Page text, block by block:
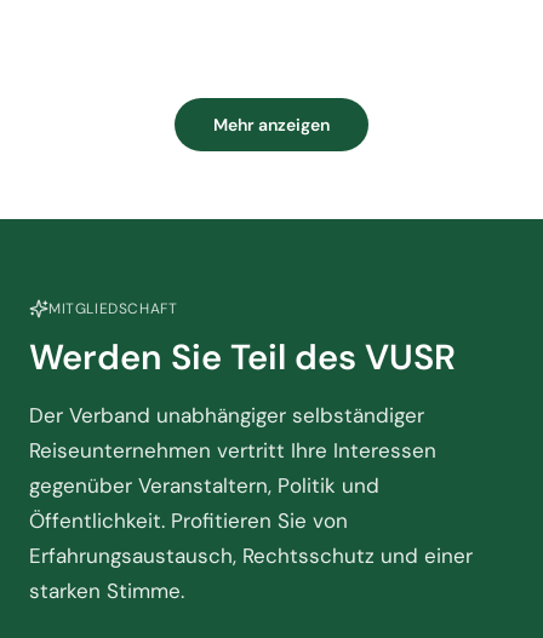
Mehr anzeigen
MITGLIEDSCHAFT
Werden Sie Teil des VUSR
Der Verband unabhängiger selbständiger
Reiseunternehmen vertritt Ihre Interessen
gegenüber Veranstaltern, Politik und
Öffentlichkeit. Profitieren Sie von
Erfahrungsaustausch, Rechtsschutz und einer
starken Stimme.